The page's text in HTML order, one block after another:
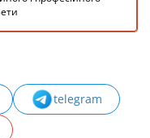
telegram